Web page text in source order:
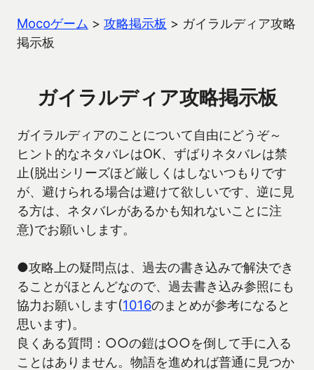
Mocoゲーム > 攻略掲示板 > ガイラルディア攻略
掲示板
ガイラルディア攻略掲示板
ガイラルディアのことについて自由にどうぞ～
ヒント的なネタバレはOK、ずばりネタバレは禁
止(脱出シリーズほど厳しくはしないつもりです
が、避けられる場合は避けて欲しいです、逆に見
る方は、ネタバレがあるかも知れないことに注
意)でお願いします。
●攻略上の疑問点は、過去の書き込みで解決でき
ることがほとんどなので、過去書き込み参照にも
協力お願いします(1016のまとめが参考になると
思います)。
良くある質問：○○の鎧は○○を倒して手に入る
ことはありません。物語を進めれば普通に見つか